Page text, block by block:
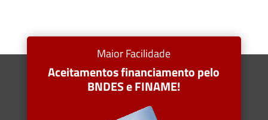
Maior Facilidade
Aceitamentos financiamento pelo
BNDES e FINAME!